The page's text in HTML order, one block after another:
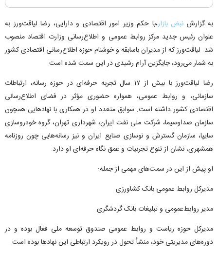
به گزارش نبض بازار،با حکم وزیر امور اقتصادی و دارایی، رضا لیاقت‌ورز به
عنوان رئیس جدید مرکز روابط عمومی و اطلاع‌رسانی وزارت اقتصاد منصوب
شد. لیاقت‌ورز که از مدیران باسابقه و خوشنام حوزه اطلاع‌رسانی اقتصادی کشور
به شمار می‌رود، جایگزین آرام رشیدی در این سمت شده است.
رضا لیاقت‌ورز با بیش از ۱۷ سال تجربه حرفه‌ای در حوزه رسانه، ارتباطات
سازمانی، و روابط عمومی، همواره حضوری مؤثر در فضای اطلاع‌رسانی
اقتصادی کشور داشته است. سوابق متعدد او در همکاری با نهادهایی همچون
سازمان صداوسیما، شرکت ملی نفت ایران، شهرداری تهران، گروه خودروسازی
سایپا، سازمان گسترش و نوسازی صنایع ایران و نیز رسانه‌هایی چون روزنامه
همشهری، نشان از تنوع تجربیات و عمق نگاه حرفه‌ای او دارد.
او پیش از این در سمت‌های مهمی از جمله:
مدیرکل روابط عمومی بانک کشاورزی
مدیر روابط‌عمومی و تبلیغات بانک گردشگری
مدیرکل حوزه ریاست و روابط عمومی صندوق توسعه ملی فعال بوده و در
دوره‌های مدیریتی خود، منشأ تحول در رویکرد ارتباطی این نهادها بوده است.